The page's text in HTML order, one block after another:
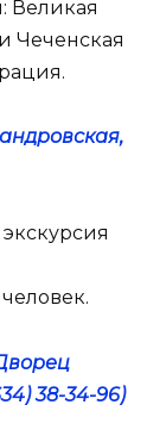
Великая
Чеченская
38-34-96)